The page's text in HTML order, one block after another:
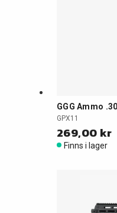
GGG Ammo
GPX11
269,00 kr
Finns i lager